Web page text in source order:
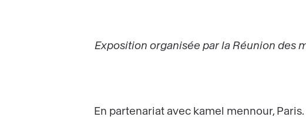
Exposition organisée par la Réunion des
En partenariat avec kamel mennour, Paris.